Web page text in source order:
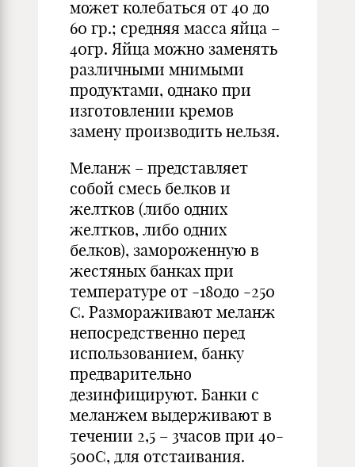
может колебаться от 40 до
60 гр.; средняя масса яйца –
40гр. Яйца можно заменять
различными мнимыми
продуктами, однако при
изготовлении кремов
замену производить нельзя.
Меланж – представляет
собой смесь белков и
желтков (либо одних
желтков, либо одних
белков), замороженную в
жестяных банках при
температуре от -180до -250
С. Размораживают меланж
непосредственно перед
использованием, банку
предварительно
дезинфицируют. Банки с
меланжем выдерживают в
течении 2,5 – 3часов при 40-
500С, для отстаивания.